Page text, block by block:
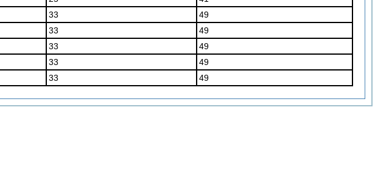
33
49
33
49
33
49
33
49
33 49